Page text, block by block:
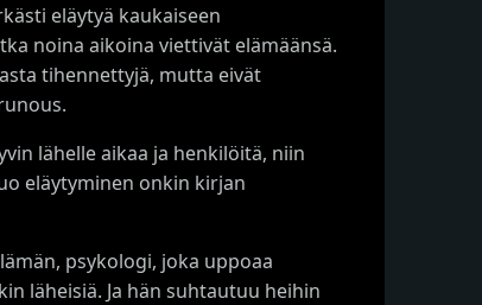
eläytyä kaukaiseen
noina aikoina viettivät elämäänsä.
tihennettyjä, mutta eivät
lähelle aikaa ja henkilöitä, niin
eläytyminen onkin kirjan
psykologi, joka uppoaa
läheisiä. Ja hän suhtautuu heihin